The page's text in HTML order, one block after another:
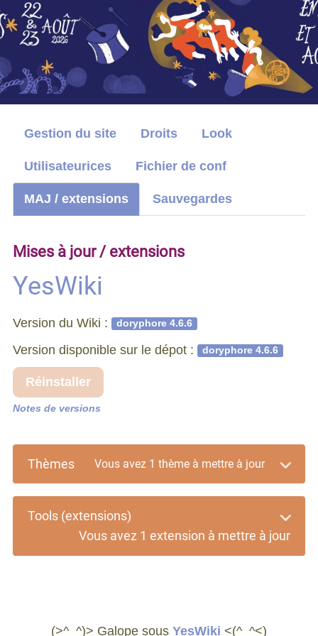
Gestion du site Droits Look
Utilisateurices Fichier de conf
MAJ / extensions Sauvegardes
Mises à jour / extensions
YesWiki
Version du Wiki : doryphore 4.6.6
Version disponible sur le dépot : doryphore 4.6.6
Réinstaller
Notes de versions
Thèmes Vous avez 1 thème à mettre à jour
Tools (extensions)
Vous avez 1 extension à mettre à jour
(>^_^)> Galope sous YesWiki <(^_^<)